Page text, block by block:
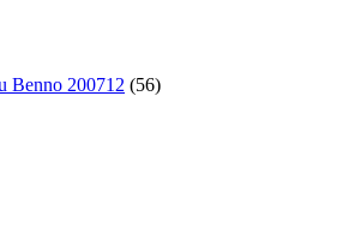
Benno 200712 (56)